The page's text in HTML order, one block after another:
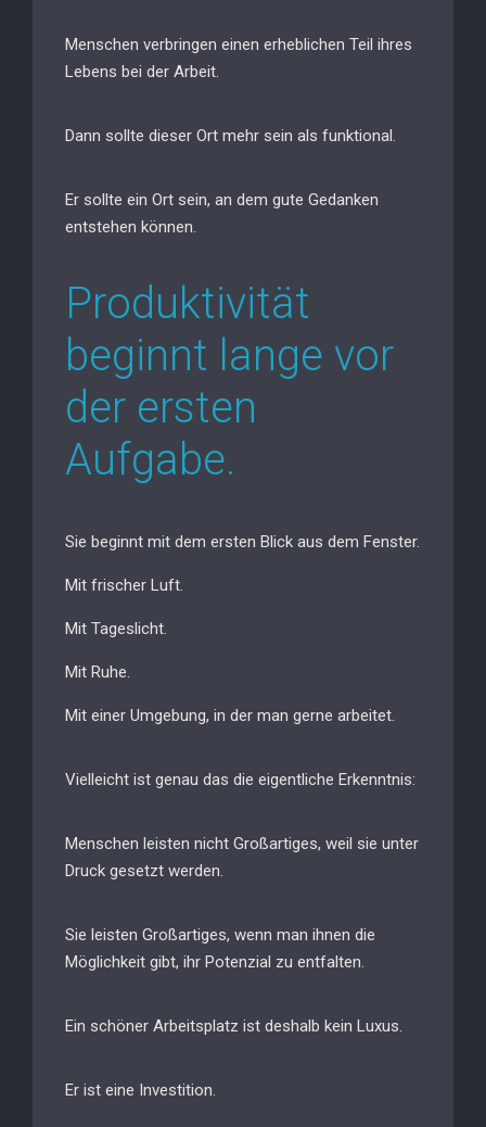
Menschen verbringen einen erheblichen Teil ihres
Lebens bei der Arbeit.
Dann sollte dieser Ort mehr sein als funktional.
Er sollte ein Ort sein, an dem gute Gedanken
entstehen können.
Produktivität
beginnt lange vor
der ersten
Aufgabe.
Sie beginnt mit dem ersten Blick aus dem Fenster.
Mit frischer Luft.
Mit Tageslicht.
Mit Ruhe.
Mit einer Umgebung, in der man gerne arbeitet.
Vielleicht ist genau das die eigentliche Erkenntnis:
Menschen leisten nicht Großartiges, weil sie unter
Druck gesetzt werden.
Sie leisten Großartiges, wenn man ihnen die
Möglichkeit gibt, ihr Potenzial zu entfalten.
Ein schöner Arbeitsplatz ist deshalb kein Luxus.
Er ist eine Investition.